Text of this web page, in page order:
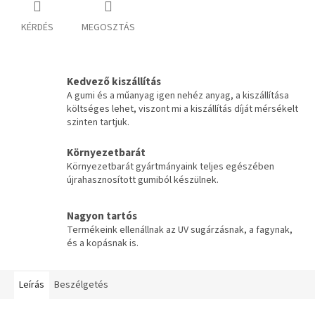
KÉRDÉS MEGOSZTÁS
Kedvező kiszállítás
A gumi és a műanyag igen nehéz anyag, a kiszállítása
költséges lehet, viszont mi a kiszállítás díját mérsékelt
szinten tartjuk.
Környezetbarát
Környezetbarát gyártmányaink teljes egészében
újrahasznosított gumiból készülnek.
Nagyon tartós
Termékeink ellenállnak az UV sugárzásnak, a fagynak,
és a kopásnak is.
Leírás Beszélgetés